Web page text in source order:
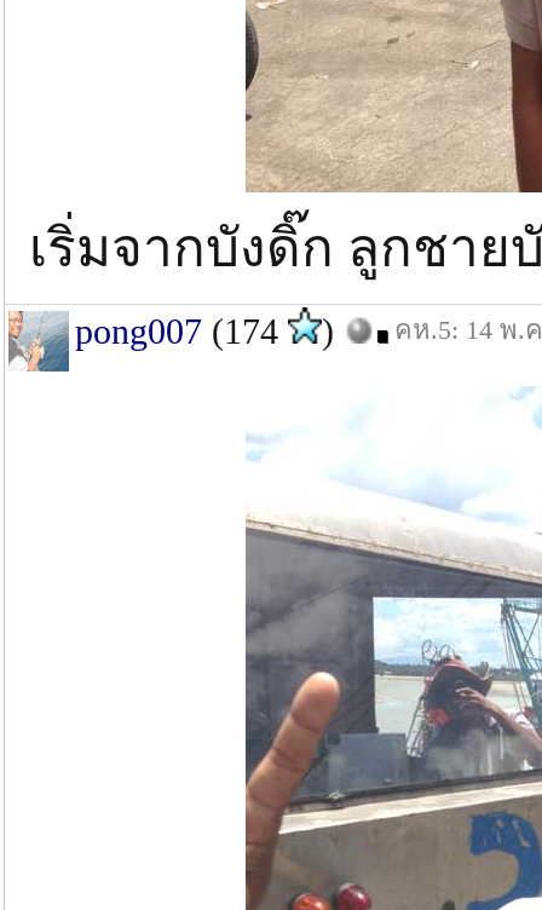
เริ่มจากบังดิ๊ก ลูกชาย
pong007 (174 ) คห.5: 14 พ.